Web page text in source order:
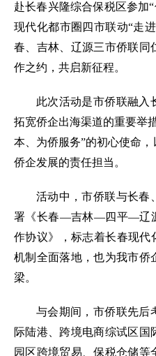
赴长春兴隆综合保税区参
现代化都市圈四市联动“走
春、吉林、辽源三市侨联同
作之约，共启新征程。
此次活动是市侨联融入
拓宽侨企出海渠道的重要举
本、为侨服务”的初心使命
侨企发展的责任担当。
活动中，市侨联与长春
署《长春—吉林—四平—辽
作协议》，标志着长春现代
机制全面落地，也为我市侨
梁。
与会期间，市侨联先后
际陆港、跨境电商综试区国
园区跨境贸易、保税仓储等